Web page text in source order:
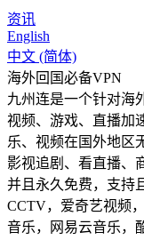
资讯
English
中文 (简体)
海外回国必备VPN
九州连是一个针对海
视频、游戏、直播加
乐、视频在国外地区
影视追剧、看直播、
并且永久免费，支持
CCTV，爱奇艺视频
音乐，网易云音乐，